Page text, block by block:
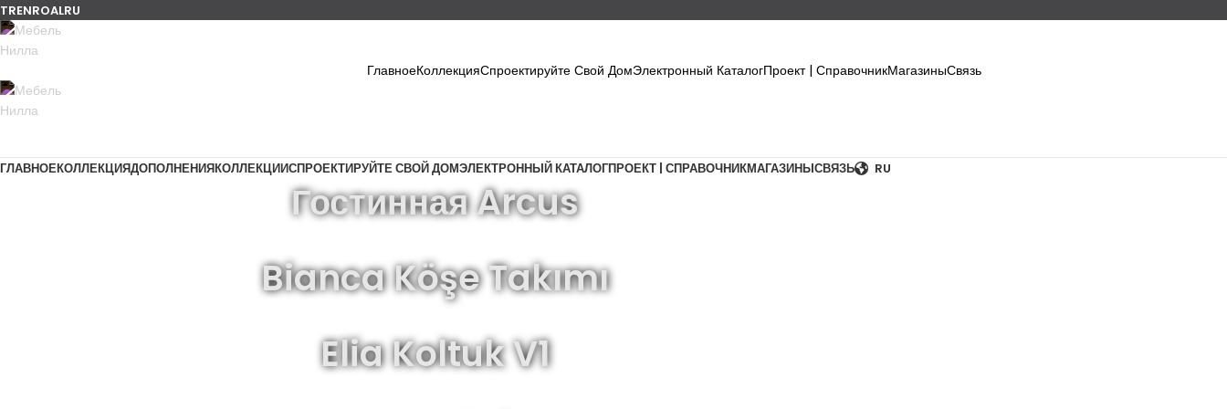
TRENROALRU
ГлавноеКоллекцияСпроектируйте Свой ДомЭлектронный КаталогПроект | СправочникМагазиныСвязь
ГЛАВНОЕКОЛЛЕКЦИЯДОПОЛНЕНИЯКОЛЛЕКЦИИСПРОЕКТИРУЙТЕ СВОЙ ДОМЭЛЕКТРОННЫЙ КАТАЛОГПРОЕКТ | СПРАВОЧНИКМАГАЗИНЫСВЯЗЬ RU
Гостинная Arcus
Bianca Köşe Takımı
Elia Koltuk V1